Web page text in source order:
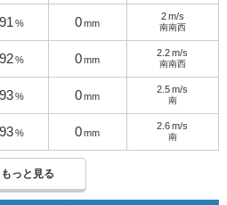
91 % 0 mm
2m/s
南南西
92 % 0 mm
2.2 m/s
南南西
93 % 0 mm
2.5 m/s
南
93 % 0 mm
2.6 m/s
南
もっと見る